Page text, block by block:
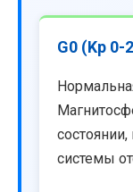
G0 (Kp 0-
системы